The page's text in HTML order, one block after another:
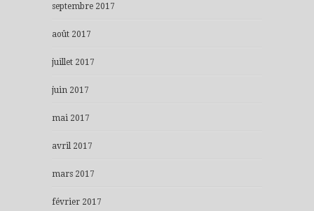
septembre 2017
août 2017
juillet 2017
juin 2017
mai 2017
avril 2017
mars 2017
février 2017